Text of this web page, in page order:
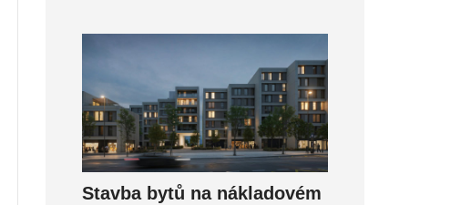
Stavba bytů na nákladovém